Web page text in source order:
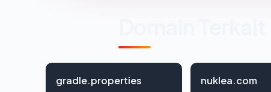
gradle.properties nuklea.com